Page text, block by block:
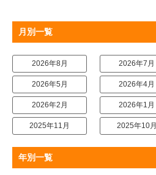
月別一覧
2026年8月 2026年7月
2026年5月 2026年4月
2026年2月 2026年1月
2025年11月 2025年10月
年別一覧